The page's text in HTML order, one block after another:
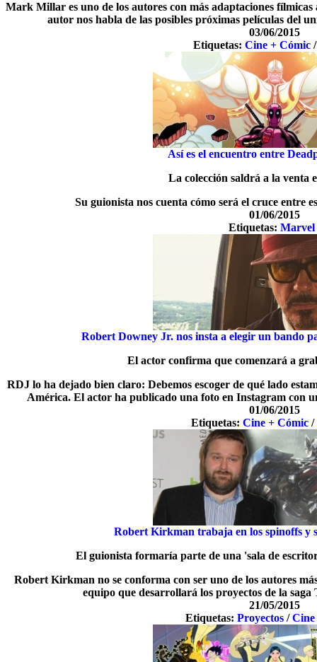
Mark Millar es uno de los autores con más adaptaciones
autor nos habla de las posibles próximas películas del
03/06/2015
Etiquetas:Cine + Cómic
Así es el encuentro entre
La colección saldrá a la venta
Su guionista nos cuenta cómo será el cruce entre
01/06/2015
Etiquetas: Marvel
Robert Downey Jr. nos insta a elegir un bando
El actor confirma que comenzará a
RDJ lo ha dejado bien claro: Debemos escoger de qué lado
América. El actor ha publicado una foto en Instagram con
01/06/2015
Etiquetas:Cine + Cómic /
Robert Kirkman trabaja en los spinoffs y
El guionista formaría parte de una 'sala de
Robert Kirkman no se conforma con ser uno de los autores
equipo que desarrollará los proyectos de la
21/05/2015
Etiquetas: Proyectos /Cine